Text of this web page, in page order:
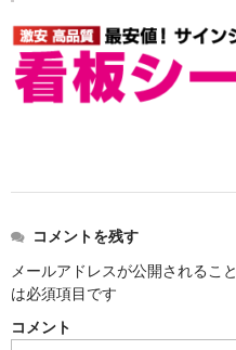
お見積り
送料
コメントを残す
メールアドレスが公開されるこ
は必須項目です
コメント